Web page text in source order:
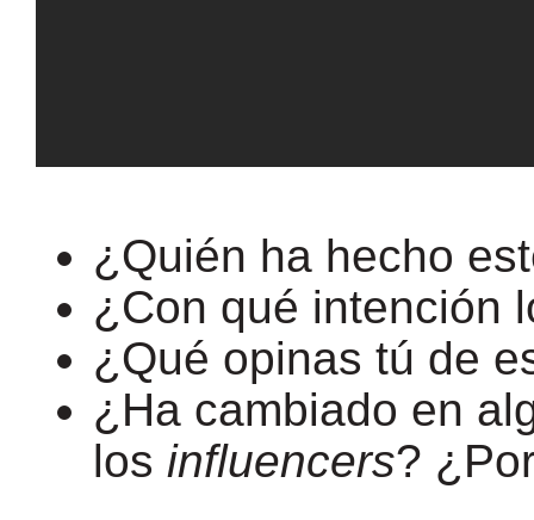
¿Quién ha hecho
¿Con qué intención
¿Qué opinas tú de
¿Ha cambiado en
los influencers?